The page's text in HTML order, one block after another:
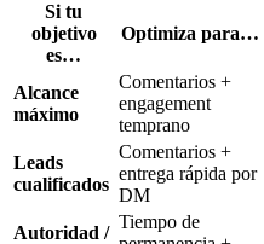
Si tu
objetivo
es…
Optimiza para…
Alcance
máximo
Comentarios +
engagement
temprano
Leads
cualificados
Comentarios +
entrega rápida por
DM
Autoridad /
Tiempo de